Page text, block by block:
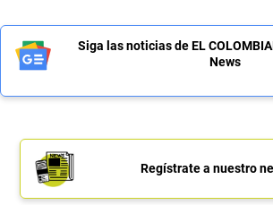
Siga las noticias de EL
News
Regístrate a nuestro